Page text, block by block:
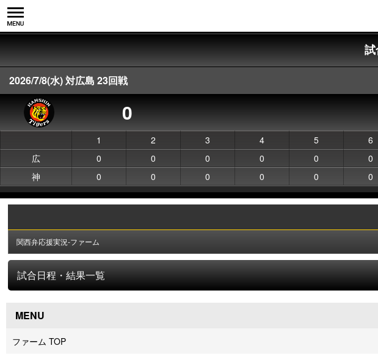
試
2026/7/8(水) 対広島 23回戦
0
1 2 3 4 5 6
広
0 0 0 0 0 0
神
0 0 0 0 0 0
関西弁応援実況-ファーム
試合日程・結果一覧
MENU
ファーム TOP